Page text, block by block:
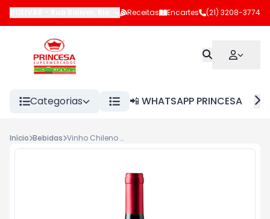
Rio de Janeiro-RJ
Receitas Encartes (21) 3208-3774
Categorias 📲 WHATSAPP PRINCESA
Início Bebidas Vinho Chileno Tinto Casillero Del Diablo 750ml